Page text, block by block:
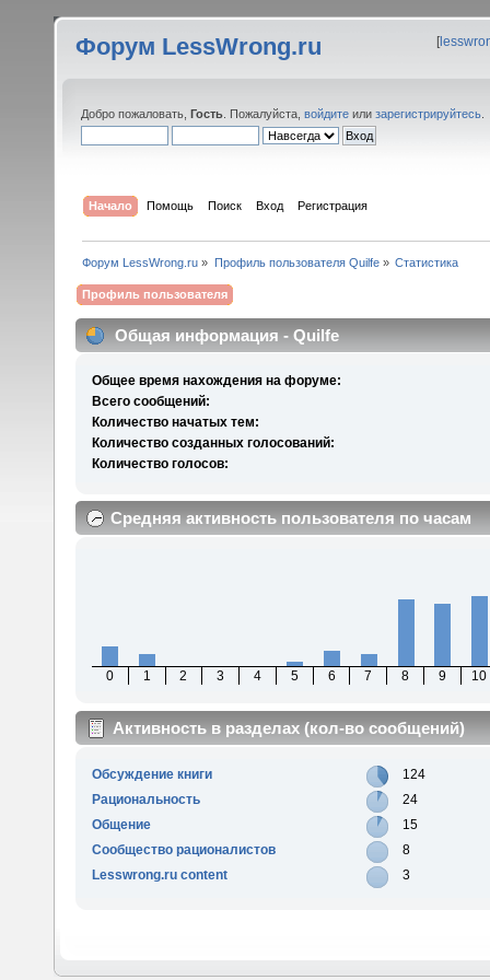
Форум LessWrong.ru [
Добро пожаловать, Гость . Пожалуйста, войдите или зарегистрируйтесь
Начало Помощь Поиск Вход Регистрация
Форум LessWrong.ru » Профиль пользователя Quilfe» Статистика
Профиль пользователя
Общая информация - Quilfe
Общее время нахождения на форуме:
Всего сообщений:
Количество начатых тем:
Количество созданных голосований:
Количество голосов:
Средняя активность пользователя по часам
0 1 2 3 4 5 6 7 8 9 10
Активность в разделах (кол-во сообщений)
Обсуждение книги
124
Рациональность
24
Общение
15
Сообщество рационалистов
8
Lesswrong.ru content
3